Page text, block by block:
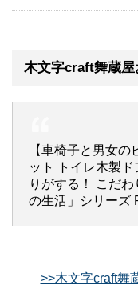
木文字craft舞蔵屋
【車椅子と男女
ット トイレ木製
りがする！ こだ
の生活」シリーズ
>>木文字craft舞